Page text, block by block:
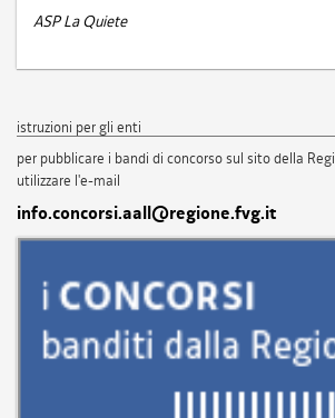
ASP La Quiete
istruzioni per gli enti
per pubblicare i bandi di concorso sul sito della
utilizzare l'e-mail
info.concorsi.aall@regione.fvg.it